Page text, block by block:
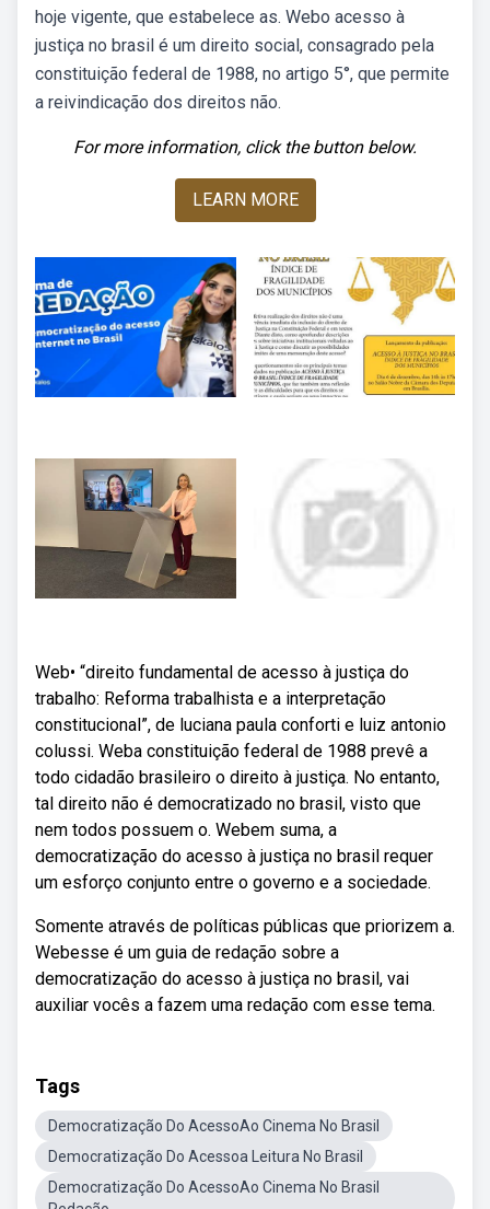
hoje vigente, que estabelece as. Webo acesso à
justiça no brasil é um direito social, consagrado pela
constituição federal de 1988, no artigo 5°, que permite
a reivindicação dos direitos não.
For more information, click the button below.
LEARN MORE
Web• “direito fundamental de acesso à justiça do
trabalho: Reforma trabalhista e a interpretação
constitucional”, de luciana paula conforti e luiz antonio
colussi. Weba constituição federal de 1988 prevê a
todo cidadão brasileiro o direito à justiça. No entanto,
tal direito não é democratizado no brasil, visto que
nem todos possuem o. Webem suma, a
democratização do acesso à justiça no brasil requer
um esforço conjunto entre o governo e a sociedade.
Somente através de políticas públicas que priorizem a.
Webesse é um guia de redação sobre a
democratização do acesso à justiça no brasil, vai
auxiliar vocês a fazem uma redação com esse tema.
Tags
Democratização Do AcessoAo Cinema No Brasil
Democratização Do Acessoa Leitura No Brasil
Democratização Do AcessoAo Cinema No Brasil